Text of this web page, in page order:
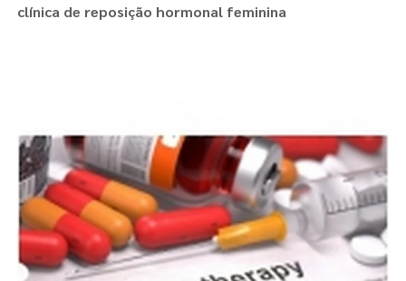
clínica de reposição hormonal feminina